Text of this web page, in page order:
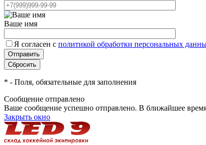
Ваше имя
Я согласен с политикой обработки персональных
* - Поля, обязательные для заполнения
Сообщение отправлено
Ваше сообщение успешно отправлено. В ближайшее
Закрыть окно